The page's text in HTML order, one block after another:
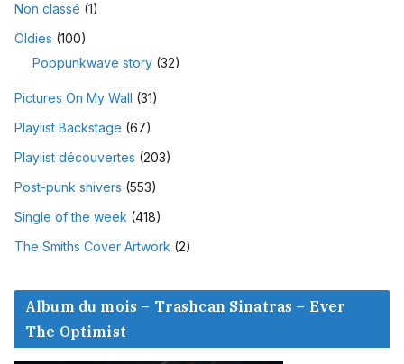
Non classé (1)
Oldies (100)
Poppunkwave story (32)
Pictures On My Wall (31)
Playlist Backstage (67)
Playlist découvertes (203)
Post-punk shivers (553)
Single of the week (418)
The Smiths Cover Artwork (2)
Album du mois – Trashcan Sinatras – Ever
The Optimist